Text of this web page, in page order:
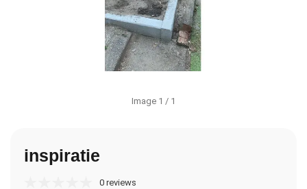
Image 1 / 1
inspiratie
0 reviews